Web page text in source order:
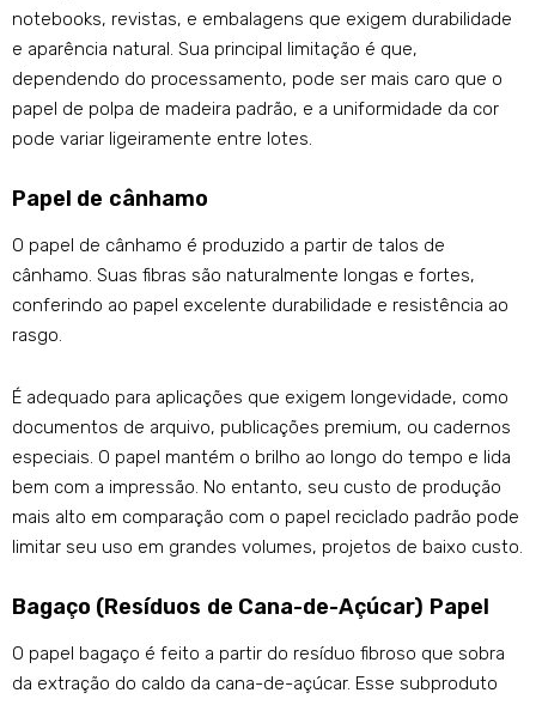
notebooks, revistas, e embalagens que exigem durabilidade
e aparência natural. Sua principal limitação é que,
dependendo do processamento, pode ser mais caro que o
papel de polpa de madeira padrão, e a uniformidade da cor
pode variar ligeiramente entre lotes.
Papel de cânhamo
O papel de cânhamo é produzido a partir de talos de
cânhamo. Suas fibras são naturalmente longas e fortes,
conferindo ao papel excelente durabilidade e resistência ao
rasgo.
É adequado para aplicações que exigem longevidade, como
documentos de arquivo, publicações premium, ou cadernos
especiais. O papel mantém o brilho ao longo do tempo e lida
bem com a impressão. No entanto, seu custo de produção
mais alto em comparação com o papel reciclado padrão pode
limitar seu uso em grandes volumes, projetos de baixo custo.
Bagaço (Resíduos de Cana-de-Açúcar) Papel
O papel bagaço é feito a partir do resíduo fibroso que sobra
da extração do caldo da cana-de-açúcar. Esse subproduto